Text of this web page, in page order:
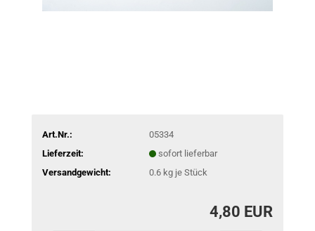
Art.Nr.:
05334
Lieferzeit:
sofort lieferbar
Versandgewicht:
0.6kg je Stück
4,80 EUR